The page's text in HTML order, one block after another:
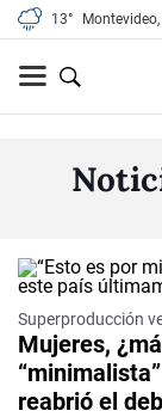
13° Montevideo,
Superproducción
Mujeres,
reabrió el